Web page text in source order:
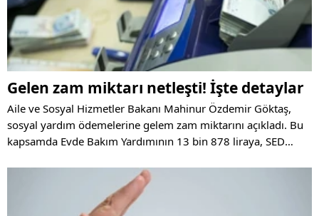
Gelen zam miktarı netleşti! İşte detaylar
Aile ve Sosyal Hizmetler Bakanı Mahinur Özdemir Göktaş,
sosyal yardım ödemelerine gelem zam miktarını açıkladı. Bu
kapsamda Evde Bakım Yardımının 13 bin 878 liraya, SED